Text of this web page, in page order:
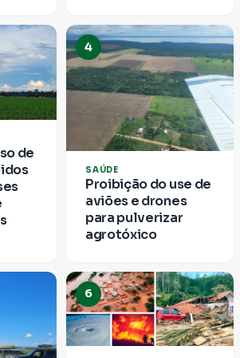
de
4
SAÚDE
Proibição do use de
aviões e drones
para pulverizar
agrotóxico
6